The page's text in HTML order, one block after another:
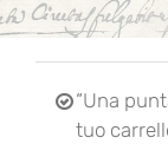
“Una
tuo